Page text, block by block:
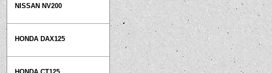
NISSAN NV200
HONDA DAX125